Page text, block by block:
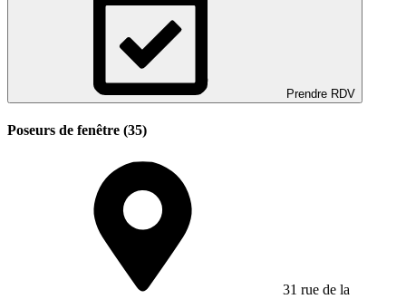
Prendre RDV
Poseurs de fenêtre (35)
31 rue de la